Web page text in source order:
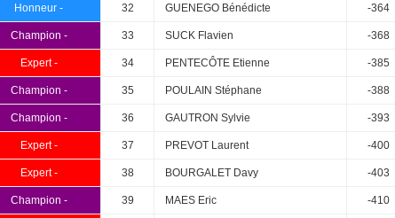
Honneur - 32 GUENEGO Bénédicte -364
Champion - 33 SUCK Flavien -368
Expert - 34 PENTECÔTE Etienne -385
Champion - 35 POULAIN Stéphane -388
Champion - 36 GAUTRON Sylvie -393
Expert - 37 PREVOT Laurent -400
Expert - 38 BOURGALET Davy -403
Champion - 39 MAES Eric -410